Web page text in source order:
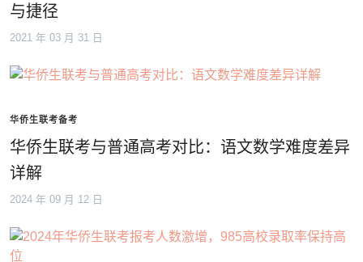
与捷径
2021 年 03 月 31 日
华侨生联考备考
华侨生联考与普通高考对比：语文数学难度差异
详解
2024 年 09 月 12 日